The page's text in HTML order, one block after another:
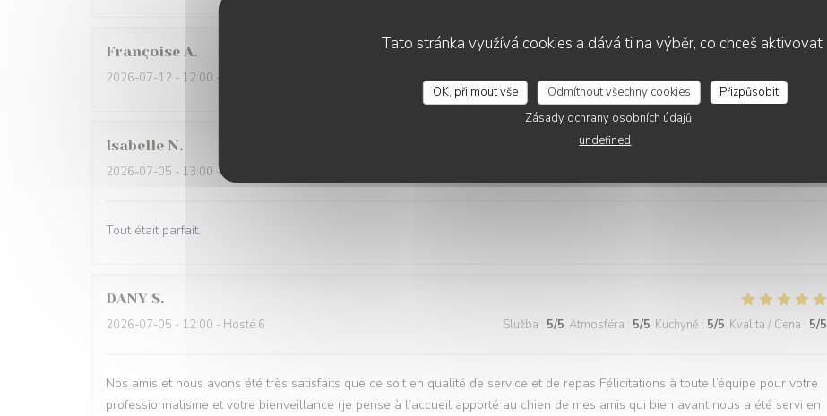
Tato stránka využívá cookies a dává ti na výběr, co chceš aktivovat
OK, přijmout vše Odmítnout všechny cookies
Přizpůsobit
Zásady ochrany osobních údajů
undefined
Françoise A
2026-07-12 - 12:00 - Hosté 3 Služba:4/5 Atmosféra:5/5 Kuchyně: 5/5 Kvalita / Cena
Isabelle N
2026-07-05 - 13:00 - Hosté 11
Tout était parfait.
DANY S
2026-07-05 - 12:00 - Hosté 6 Služba : 5/5 Atmosféra : 5/5 Kuchyně : 5/5 Kvalita / Cena : 5/5
Nos amis et nous avons été très satisfaits que ce soit en qualité de service et de repas Félicitations à toute l’équipe pour votre
professionnalisme et votre bienveillance (je pense à l’accueil apporté au chien de mes amis qui bien avant nous a été servi en